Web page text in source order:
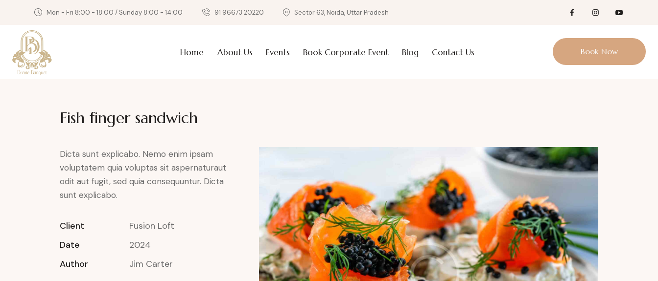
Mon - Fri 8:00 - 18:00 / Sunday 8:00 - 14:00 91 96673 20220 Sector 63, Noida, Uttar Pradesh
Home About Us Events Book Corporate Event Blog Contact Us Book Now
Fish finger sandwich
Dicta sunt explicabo. Nemo enim ipsam
voluptatem quia voluptas sit aspernaturaut
odit aut fugit, sed quia consequuntur. Dicta
sunt explicabo.
Client
Fusion Loft
Date
2024
Author
Jim Carter